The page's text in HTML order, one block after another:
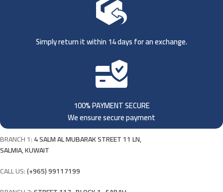
Simply return it within 14 days for an exchange.
100% PAYMENT SECURE
We ensure secure payment
BRANCH 1:4 SALM AL MUBARAK STREET 11 LN,
SALMIA, KUWAIT
CALL US:(+965) 99117199